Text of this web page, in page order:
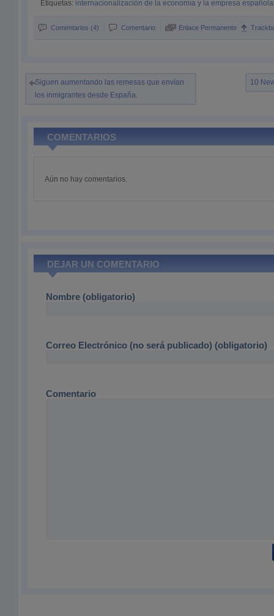
Etiquetas: internacionalización de la economía y la empresa
Comentarios (4) Comentario Enlace Permanente
Siguen aumentando las remesas que envían
los inmigrantes desde España.
10
COMENTARIOS
Aún no hay comentarios.
DEJAR UN COMENTARIO
Nombre (obligatorio)
Correo Electrónico (no será publicado) (obligatorio)
Comentario